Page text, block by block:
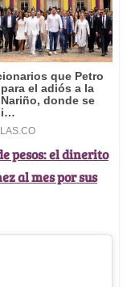
pesos: el dinerito
al mes por sus